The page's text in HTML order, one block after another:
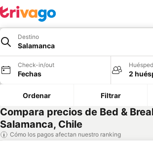
Destino
Salamanca
Check-in/out
Fechas 2
Ordenar Filtrar
Compara precios de Bed &
Salamanca, Chile
Cómo los pagos afectan nuestro ranking